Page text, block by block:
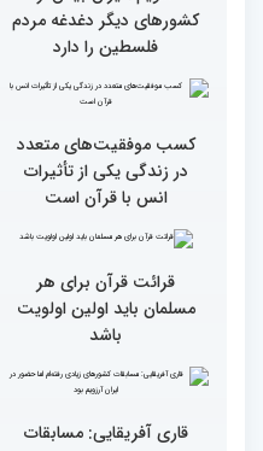
جزئیات سومین روز رقابت
بخش برادران مسابقات
بین‌المللی قرآن کریم
همه باید قرآنی و اهل قرآن
کشورهای دیگر دغدغه مردم
فلسطین را دارد
در زندگی یکی از تأثیرات